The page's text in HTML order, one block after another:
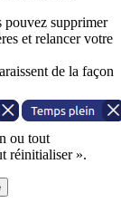
pouvez supprimer
et relancer votre
de la façon
ou tout
réinitialiser ».